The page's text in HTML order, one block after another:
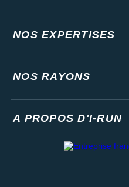
NOS EXPERTISES
NOS RAYONS
A PROPOS D'I-RUN